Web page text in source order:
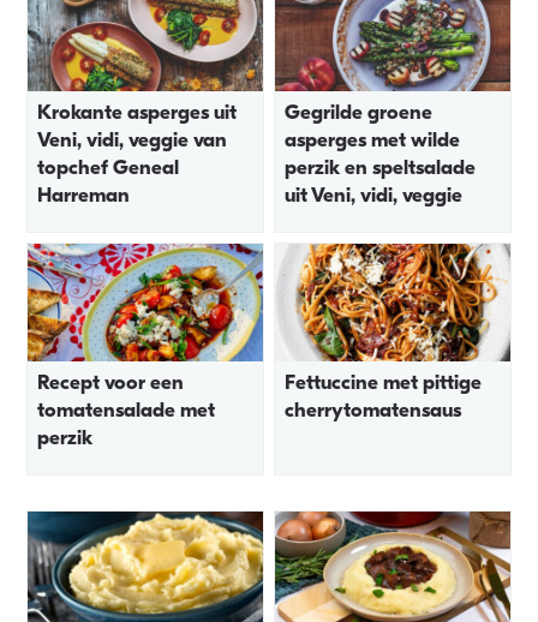
Krokante asperges uit
Veni, vidi, veggie van
topchef Geneal
Harreman
Gegrilde groene
asperges met wilde
perzik en speltsalade
uit Veni, vidi, veggie
Recept voor een
tomatensalade met
perzik
Fettuccine met pittige
cherrytomatensaus